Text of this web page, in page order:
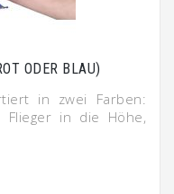
ODER BLAU)
in zwei Farben:
in die Höhe,